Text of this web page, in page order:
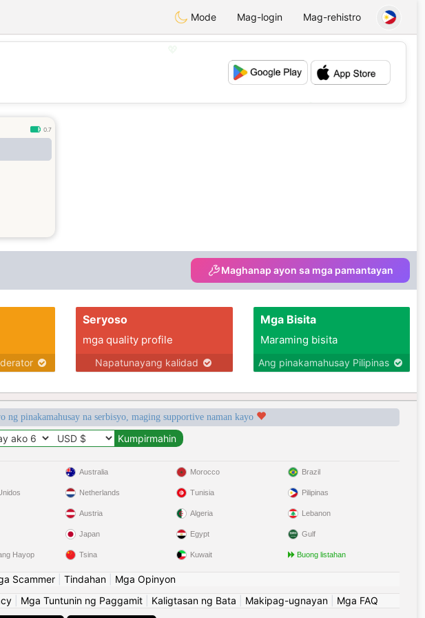
Mode Mag-login Mag-rehistro
💕
0.7
Maghanap ayon sa mga pamantayan
Seryoso
mga quality profile
Napatunayang kalidad
Mga Bisita
Maraming bisita
Ang pinakamahusay Pilipinas
ng pinakamahusay na serbisyo, maging supportive naman kayo
Hayop
Australia
Netherlands
Austria
Japan
Tsina
Morocco
Tunisia
Algeria
Egypt
Kuwait
Brazil
Pilipinas
Lebanon
Gulf
Buong listahan
Scammer| Tindahan| Mga Opinyon
Mga Tuntunin ng Paggamit Kaligtasan ng Bata Makipag-ugnayan Mga FAQ